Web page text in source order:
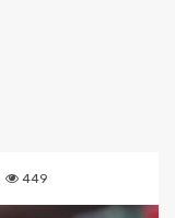
449